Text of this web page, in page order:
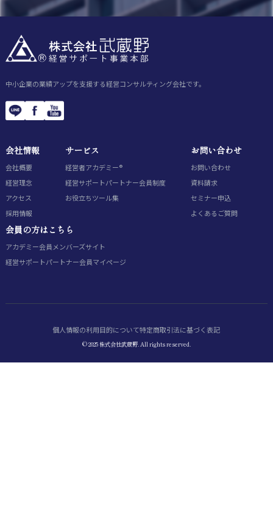
中小企業の業績アップを支援する経営コンサルティング会社です。
会社情報
会社概要
経営理念
アクセス
採用情報
サービス
経営者アカデミー®
経営サポートパートナー会員制度
お役立ちツール集
お問い合わせ
お問い合わせ
資料請求
セミナー申込
よくあるご質問
会員の方はこちら
アカデミー会員 メンバーズサイト
経営サポートパートナー会員マイページ
個人情報の利用目的について特定商取引法に基づく表記
© 2025 株式会社武蔵野. All rights reserved.